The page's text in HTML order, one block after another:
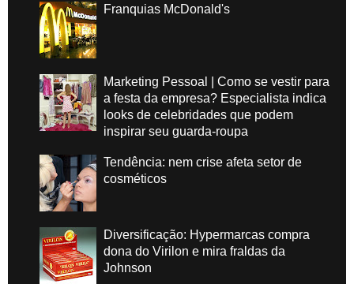
Franquias McDonald's
Marketing Pessoal | Como se vestir para
a festa da empresa? Especialista indica
looks de celebridades que podem
inspirar seu guarda-roupa
Tendência: nem crise afeta setor de
cosméticos
Diversificação: Hypermarcas compra
dona do Virilon e mira fraldas da
Johnson